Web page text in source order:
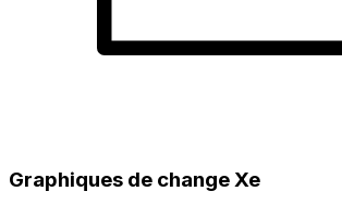
Graphiques de change Xe